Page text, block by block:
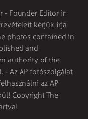
- Founder Editor in
kérjük írja
photos contained in
and
authority of the
- Az AP fotószolgálat
az AP
Copyright The